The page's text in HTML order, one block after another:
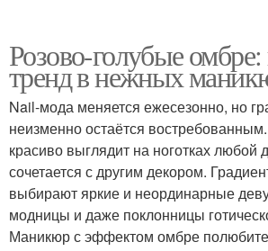
Розово-голубые
тренд в нежных
Nail-мода меняется ежесезонно, но
неизменно остаётся
красиво выглядит на ноготках любой
сочетается с другим декором.
выбирают яркие и неординарные
модницы и даже поклонницы
Маникюр с эффектом омбре